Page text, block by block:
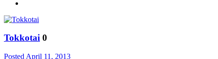
Tokkotai 0
Posted April 11, 2013